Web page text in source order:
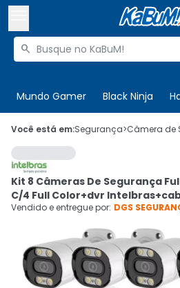
Buscar produtos

Mundo Gamer Black Ninja
 Olá. Acesse sua conta
 Departamentos
 Cupons
Ativar tradutor em libras
CADASTRE-
Você está em:Segurança>Câmera de
Kit 8 Câmeras De Segurança
C/4 Full Color+dvr
Vendido e entregue por: DGS